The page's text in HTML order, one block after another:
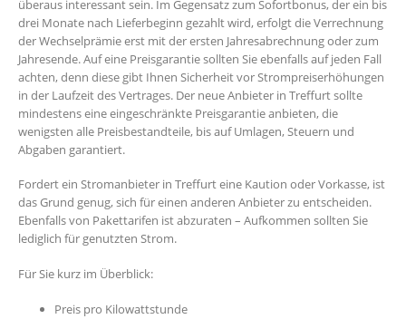
überaus interessant sein. Im Gegensatz zum Sofortbonus, der ein bis
drei Monate nach Lieferbeginn gezahlt wird, erfolgt die Verrechnung
der Wechselprämie erst mit der ersten Jahresabrechnung oder zum
Jahresende. Auf eine Preisgarantie sollten Sie ebenfalls auf jeden Fall
achten, denn diese gibt Ihnen Sicherheit vor Strompreiserhöhungen
in der Laufzeit des Vertrages. Der neue Anbieter in Treffurt sollte
mindestens eine eingeschränkte Preisgarantie anbieten, die
wenigsten alle Preisbestandteile, bis auf Umlagen, Steuern und
Abgaben garantiert.
Fordert ein Stromanbieter in Treffurt eine Kaution oder Vorkasse, ist
das Grund genug, sich für einen anderen Anbieter zu entscheiden.
Ebenfalls von Pakettarifen ist abzuraten – Aufkommen sollten Sie
lediglich für genutzten Strom.
Für Sie kurz im Überblick:
Preis pro Kilowattstunde